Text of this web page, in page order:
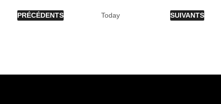
ÉVÈNEMENTS
PRÉCÉDENTS Today ÉVÈNEMENTS
SUIVANTS